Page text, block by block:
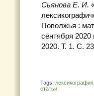
Сьянова Е. И.
Поволжья :
сентября 2020
2020. Т. 1. С.
Tags: лексикография
статьи